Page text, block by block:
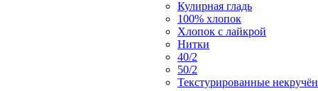
Кулирная гладь
100% хлопок
Хлопок с лайкрой
Нитки
40/2
50/2
Текстурированные